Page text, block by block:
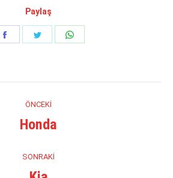
Paylaş
ÖNCEKI
Previous
Honda
SONRAKI